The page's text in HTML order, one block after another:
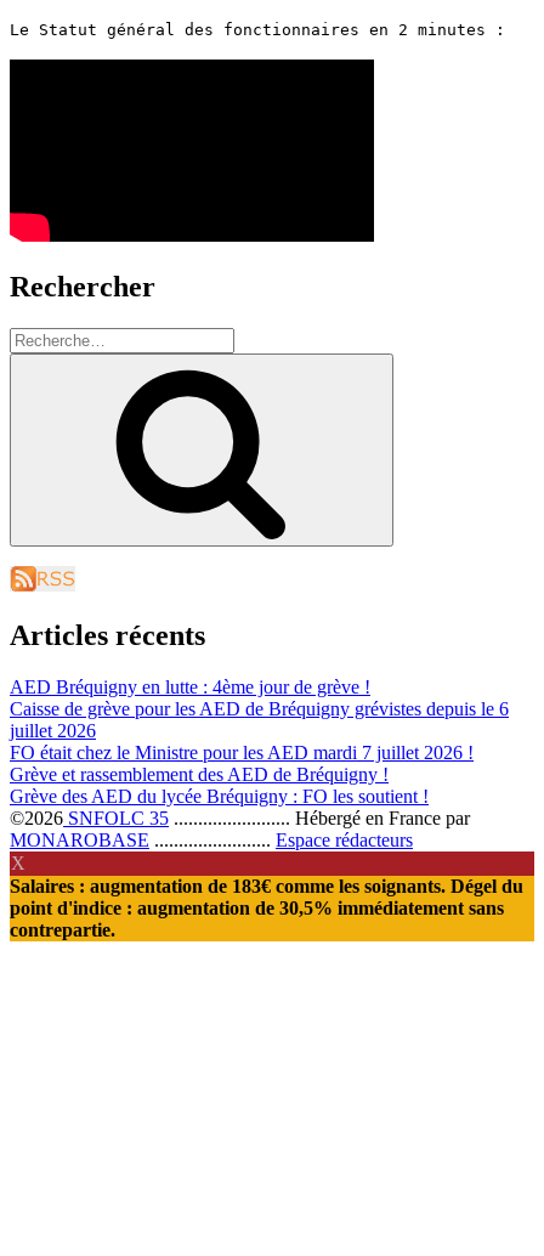
Le Statut général des fonctionnaires en 2 minutes :
Rechercher
Recherche
pour
Articles récents
AED Bréquigny en lutte : 4ème jour de grève !
Caisse de grève pour les AED de Bréquigny grévistes depuis le 6
juillet 2026
FO était chez le Ministre pour les AED mardi 7 juillet 2026 !
Grève et rassemblement des AED de Bréquigny !
Grève des AED du lycée Bréquigny : FO les soutient !
©2026 SNFOLC 35 ........................ Hébergé en France par
MONAROBASE ........................ Espace rédacteurs
X
Salaires : augmentation de 183€ comme les soignants. Dégel du
point d'indice : augmentation de 30,5% immédiatement sans
contrepartie.